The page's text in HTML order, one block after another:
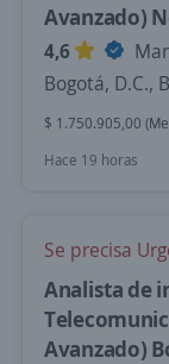
Avanzado)
4,6
Bogotá, D.C.,
$ 1.750.905,00
Hace 19 horas
Se precisa
Analista de
Avanzado)